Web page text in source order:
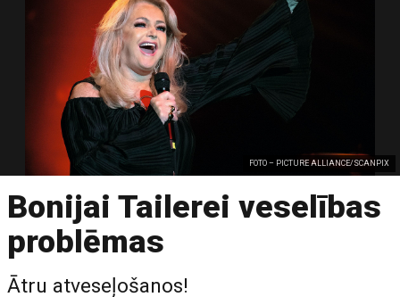
FOTO – PICTURE ALLIANCE/SCANPIX
Bonijai Tailerei veselības
problēmas
Ātru atveseļošanos!